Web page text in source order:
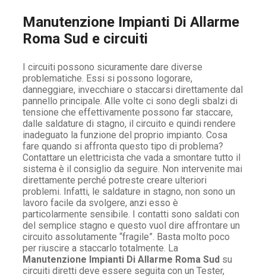
Manutenzione Impianti Di Allarme
Roma Sud e circuiti
I circuiti possono sicuramente dare diverse
problematiche. Essi si possono logorare,
danneggiare, invecchiare o staccarsi direttamente dal
pannello principale. Alle volte ci sono degli sbalzi di
tensione che effettivamente possono far staccare,
dalle saldature di stagno, il circuito e quindi rendere
inadeguato la funzione del proprio impianto. Cosa
fare quando si affronta questo tipo di problema?
Contattare un elettricista che vada a smontare tutto il
sistema è il consiglio da seguire. Non intervenite mai
direttamente perché potreste creare ulteriori
problemi. Infatti, le saldature in stagno, non sono un
lavoro facile da svolgere, anzi esso è
particolarmente sensibile. I contatti sono saldati con
del semplice stagno e questo vuol dire affrontare un
circuito assolutamente “fragile”. Basta molto poco
per riuscire a staccarlo totalmente. La
Manutenzione Impianti Di Allarme Roma Sud su
circuiti diretti deve essere seguita con un Tester,